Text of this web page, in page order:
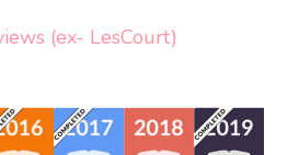
(ex- LesCourt)